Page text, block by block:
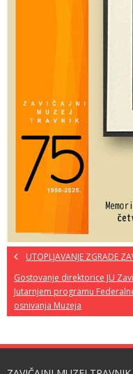
UTOPLJAVANJE ZGRADE
Gostovanje direktorice JU
Jutarnjem programu
osnivanja Muzeja